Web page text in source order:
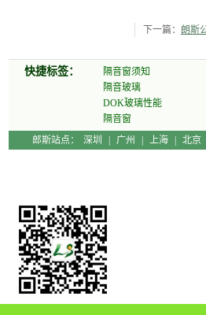
下一篇： 朗斯
快捷标签： 隔音窗须知
隔音玻璃
DOK玻璃性能
隔音窗
郎斯站点：
深圳 广州 上海 北京